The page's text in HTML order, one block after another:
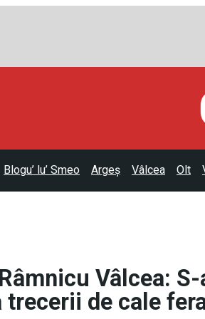
Blogu’ lu’ Smeo Argeș Vâlcea Olt
Vâlcea:
trecerii de cale